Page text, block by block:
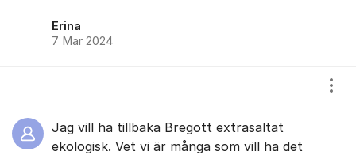
Erina
7 Mar 2024
Jag vill ha tillbaka Bregott extrasaltat
ekologisk. Vet vi är många som vill ha det